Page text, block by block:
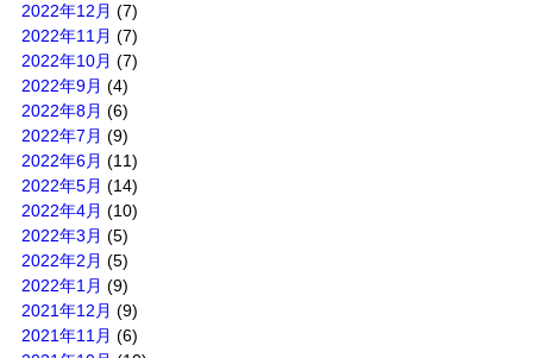
2022年12月 (7)
2022年11月 (7)
2022年10月 (7)
2022年9月 (4)
2022年8月 (6)
2022年7月 (9)
2022年6月 (11)
2022年5月 (14)
2022年4月 (10)
2022年3月 (5)
2022年2月 (5)
2022年1月 (9)
2021年12月 (9)
2021年11月 (6)